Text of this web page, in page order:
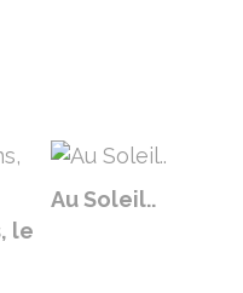
le
Au Soleil..